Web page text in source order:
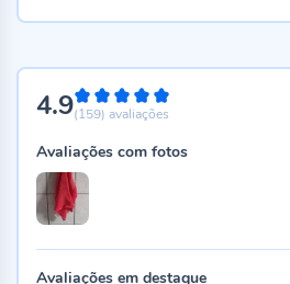
4.998%
(159) avaliações
Avaliações com fotos
Avaliações em destaque